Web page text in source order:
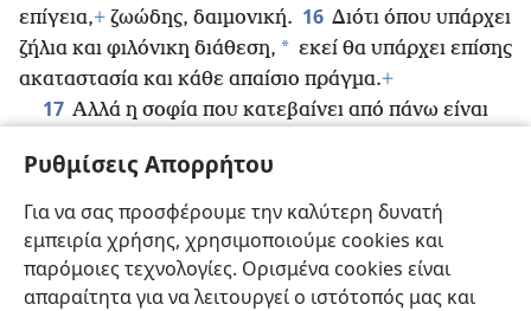
Ρυθμίσεις Απορρήτου
Για να σας προσφέρουμε την καλύτερη δυνατή
εμπειρία χρήσης, χρησιμοποιούμε cookies και
παρόμοιες τεχνολογίες. Ορισμένα cookies είναι
απαραίτητα για να λειτουργεί ο ιστότοπός μας και
επίγεια,+ ζωώδης, δαιμονική. 16 Διότι όπου υπάρχει
ζήλια και φιλόνικη διάθεση, * εκεί θα υπάρχει επίσης
ακαταστασία και κάθε απαίσιο πράγμα.+
17 Αλλά η σοφία που κατεβαίνει από πάνω είναι
πρόθυμη να υπακούει, γεμάτη έλεος και καλούς
καρπούς,+ αμερόληπτη,+ανυπόκριτη. +
18 Επιπλέον, ο σπόρος του καρπού της δικαιοσύνης
σπέρνεται σε ειρηνικές συνθήκες +για * τους
ειρηνοποιούς.+